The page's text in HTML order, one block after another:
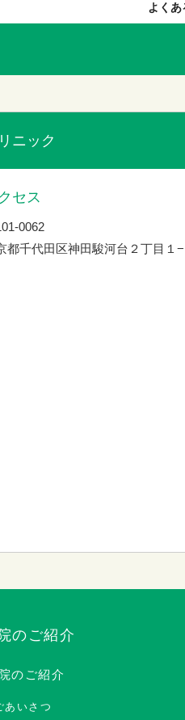
よく
ニック
セス
0062
都千代田区神田駿河台２丁目１−
のご紹介
のご紹介
あいさつ